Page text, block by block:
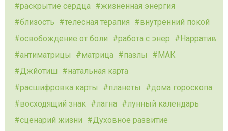
раскрытие сердца
жизненная энергия
близость
телесная терапия
внутренний покой
освобождение от боли
работа с энер
Нарратив
антиматрицы
матрица пазлы
МАК
Джйотиш
натальная карта
расшифровка карты
планеты
дома гороскопа
восходящий знак
лагна
лунный календарь
сценарий жизни
Духовное развитие